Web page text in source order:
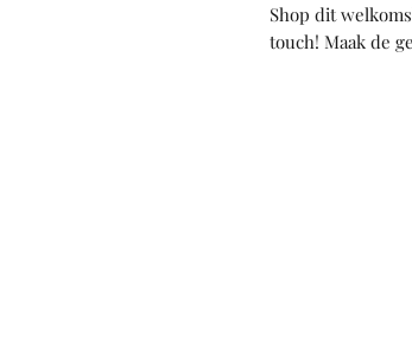
Shop dit
touch! Maak de